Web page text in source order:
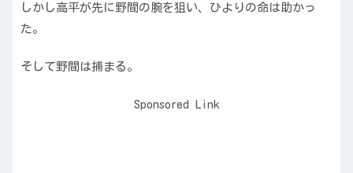
しかし高平が先に野間の腕を狙い、ひよりの命は助かっ
た。
そして野間は捕まる。
Sponsored Link